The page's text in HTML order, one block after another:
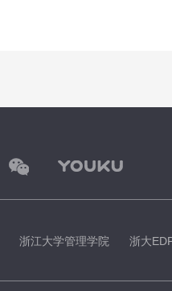
浙江大学管理学院 浙大